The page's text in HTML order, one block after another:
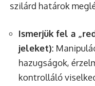
szilárd határok
Ismerjük fel a
jeleket):
hazugságok,
kontrolláló